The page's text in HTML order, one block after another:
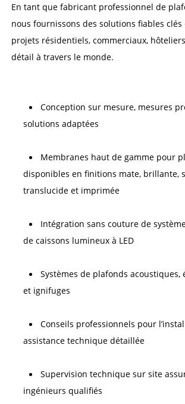
En tant que fabricant professionnel de
nous fournissons des solutions fiables
projets résidentiels, commerciaux,
détail à travers le monde.
Conception sur mesure, mesures
solutions adaptées
Membranes haut de gamme pour
disponibles en finitions mate, brillante,
translucide et imprimée
Intégration sans couture de
de caissons lumineux à LED
Systèmes de plafonds acoustiques,
et ignifuges
Conseils professionnels pour
assistance technique détaillée
Supervision technique sur site
ingénieurs qualifiés